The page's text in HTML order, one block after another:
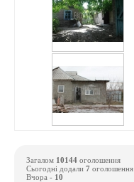
Загалом 10144 оголошення
Сьогодні додали 7 оголошення
Вчора - 10